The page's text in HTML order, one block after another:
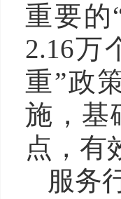
重要的
2.16万
重”政
施，基
点，有
服务